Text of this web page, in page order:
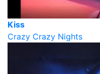
Kiss
Crazy Crazy Nights